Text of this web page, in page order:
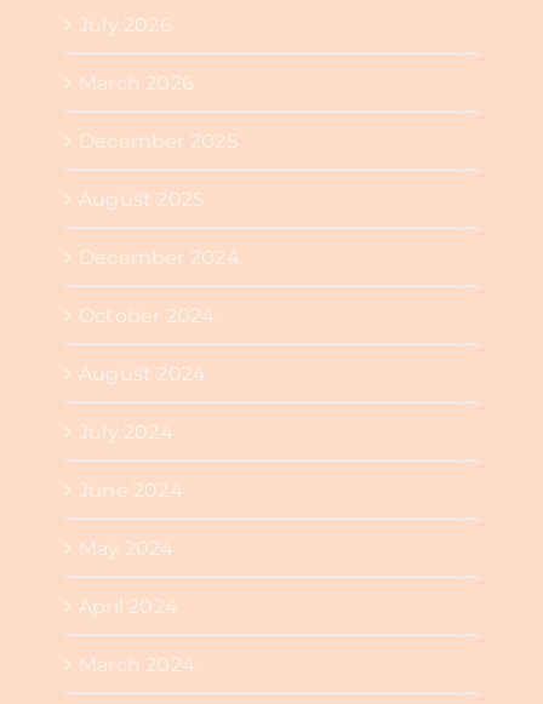
July 2026
March 2026
December 2025
August 2025
December 2024
October 2024
August 2024
July 2024
June 2024
May 2024
April 2024
March 2024